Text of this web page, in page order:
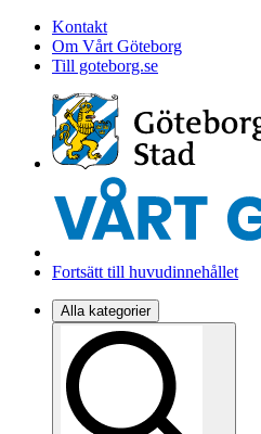
Kontakt
Om Vårt Göteborg
Till goteborg.se
Fortsätt till huvudinnehållet
Alla kategorier